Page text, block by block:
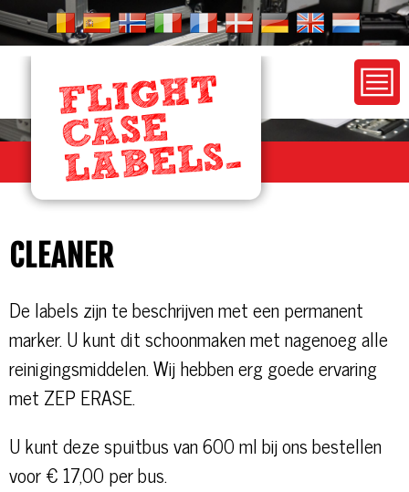
FLIGHTCASELABELS
REFERENTIES
CONFIGURATOR
CONTACT
CLEANER
De labels zijn te beschrijven met een permanent
marker. U kunt dit schoonmaken met nagenoeg alle
reinigingsmiddelen. Wij hebben erg goede ervaring
met ZEP ERASE.
U kunt deze spuitbus van 600 ml bij ons bestellen
voor € 17,00 per bus.